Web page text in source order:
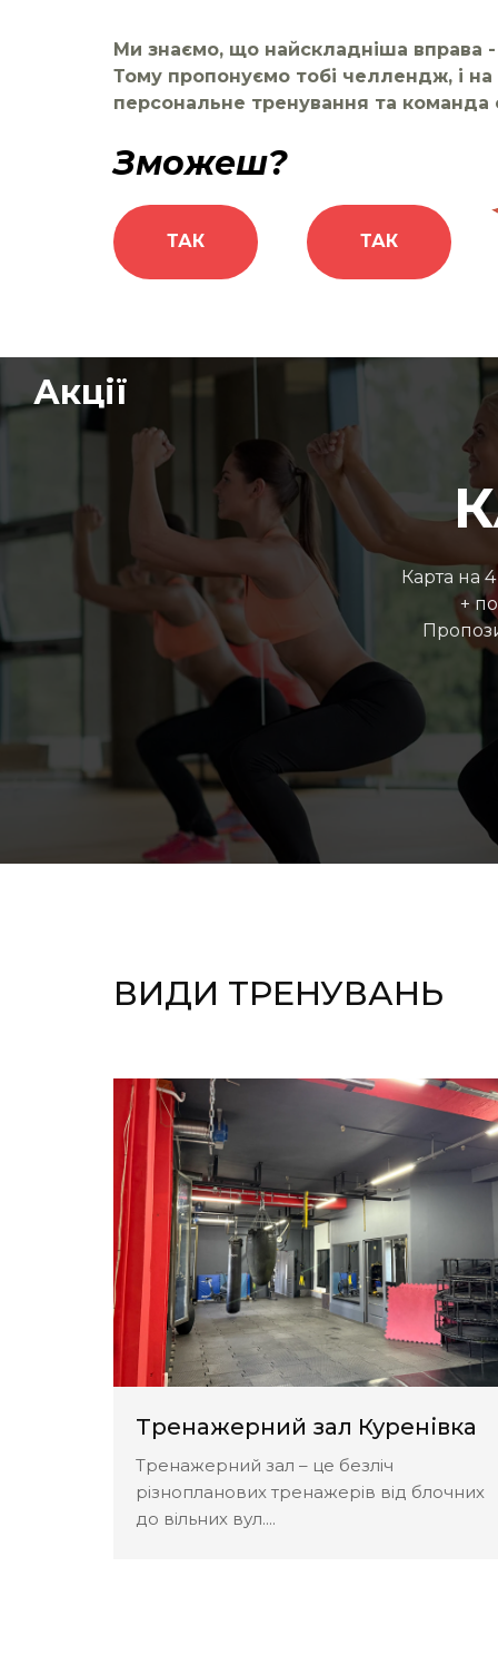
Ми знаємо, що найскладніша вправа
Тому пропонуємо тобі челлендж, і
персональне тренування та команда
Зможеш?
ТАК ТАК
Акції
Карта на
+
ВИДИ ТРЕНУВАНЬ
Тренажерний зал Куренівка
Тренажерний зал – це безліч
різнопланових тренажерів від блочних
до вільних вул....